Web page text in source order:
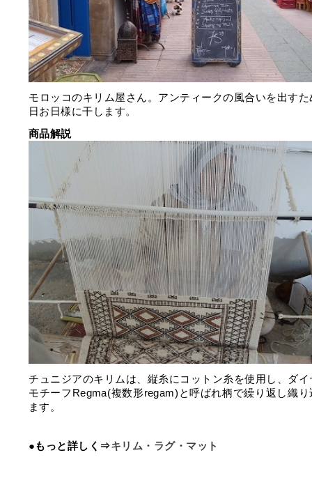
モロッコのキリム屋さん。アンティークの風合いを出す
日お日様に干します。
商品解説
チュニジアのキリムは、縦糸にコットン糸を使用し、ダ
モチーフRegma(複数形regam)と呼ばれ柄で繰り返し織り
ます。
●もっと詳しく⇒キリム・ラグ・マット